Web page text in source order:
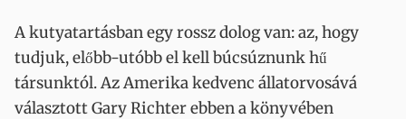
A kutyatartásban egy rossz dolog van: az, hogy
tudjuk, előbb-utóbb el kell búcsúznunk hű
társunktól. Az Amerika kedvenc állatorvosává
választott Gary Richter ebben a könyvében